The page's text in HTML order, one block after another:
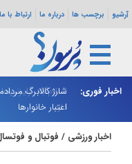
آرشیو برچسب ها درباره ما ارتباط با ما
اخبار فوری:
اسلام‌آباد:
دارد
شارژ کالابرگ
اعتبار خانوارها
اخبار ورزشی / فوتبال و